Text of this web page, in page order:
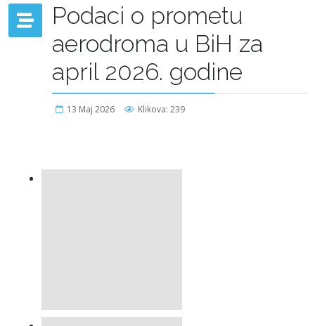
Podaci o prometu
aerodroma u BiH za
april 2026. godine
13 Maj 2026 Klikova: 239